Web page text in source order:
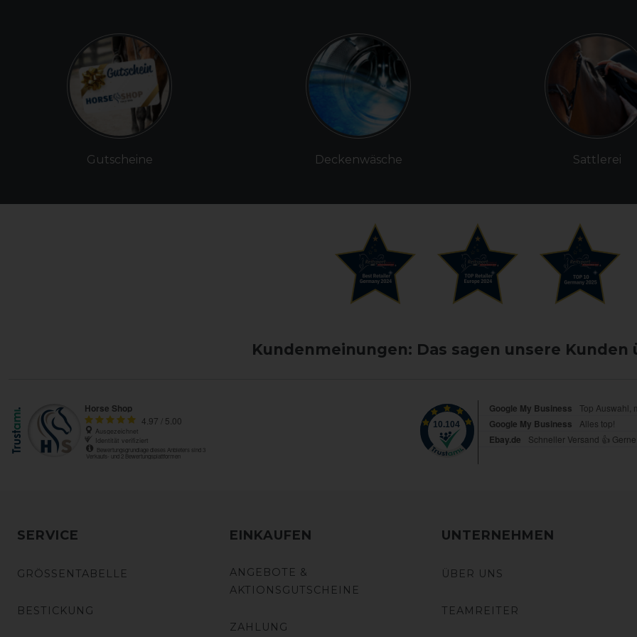
Gutscheine Deckenwäsche Sattlerei
Kundenmeinungen: Das sagen unsere Kunden
SERVICE
GRÖSSENTABELLE
BESTICKUNG
EINKAUFEN
ANGEBOTE &
AKTIONSGUTSCHEINE
ZAHLUNG
UNTERNEHMEN
ÜBER UNS
TEAMREITER